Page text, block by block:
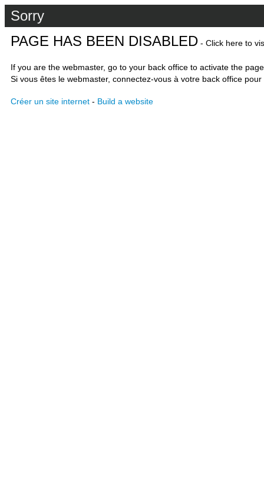
Sorry
PAGE HAS BEEN DISABLED - Click here to
If you are the webmaster, go to your back office to activate the
Si vous êtes le webmaster, connectez-vous à votre back office
Créer un site internet - Build a website